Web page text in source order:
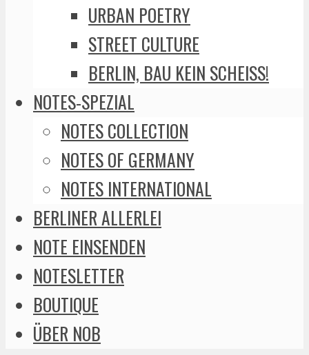
URBAN POETRY
STREET CULTURE
BERLIN, BAU KEIN SCHEISS!
NOTES-SPEZIAL
NOTES COLLECTION
NOTES OF GERMANY
NOTES INTERNATIONAL
BERLINER ALLERLEI
NOTE EINSENDEN
NOTESLETTER
BOUTIQUE
ÜBER NOB